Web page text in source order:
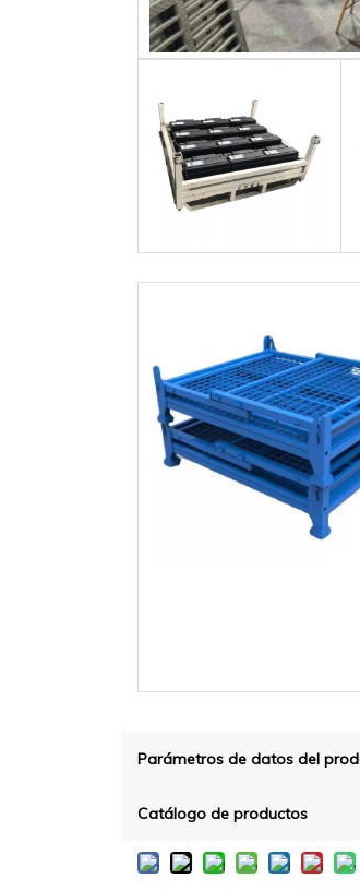
Parámetros de datos del
Catálogo de productos